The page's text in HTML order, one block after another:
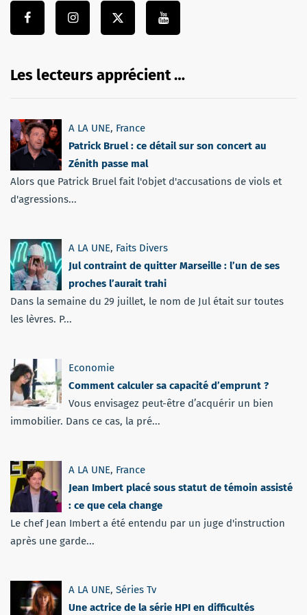
Les lecteurs apprécient …
A LA UNE, France
Patrick Bruel : ce détail sur son concert au
Zénith passe mal
Alors que Patrick Bruel fait l'objet d'accusations de viols et
d'agressions...
A LA UNE, Faits Divers
Jul contraint de quitter Marseille : l’un de ses
proches l’aurait trahi
Dans la semaine du 29 juillet, le nom de Jul était sur toutes
les lèvres. P...
Economie
Comment calculer sa capacité d’emprunt ?
Vous envisagez peut-être d’acquérir un bien
immobilier. Dans ce cas, la pré...
A LA UNE, France
Jean Imbert placé sous statut de témoin assisté
: ce que cela change
Le chef Jean Imbert a été entendu par un juge d'instruction
après une garde...
A LA UNE, Séries Tv
Une actrice de la série HPI en difficultés